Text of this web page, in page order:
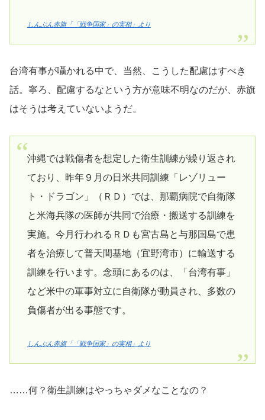
しんぶん赤旗「「戦争国家」の実相」より
台湾有事が囁かれる中で、当然、こうした配慮はすべき
話。寧ろ、配慮するなという方が意味不明なのだが、赤旗
はそうは考えていないようだ。
沖縄では戦傷者を想定した衛生訓練が繰り返され
ており、昨年９月の日米共同訓練「レゾリュー
ト・ドラゴン」（ＲＤ）では、那覇病院で自衛隊
と米海兵隊の医師が共同で治療・搬送する訓練を
実施。今月行われるＲＤも宮古島と与那国島で患
者を治療して普天間基地（宜野湾市）に輸送する
訓練を行います。念頭にあるのは、「台湾有事」
など米中の軍事対立に自衛隊が動員され、多数の
負傷者が出る事態です。
しんぶん赤旗「「戦争国家」の実相」より
……何？衛生訓練はやっちゃダメなことなの？